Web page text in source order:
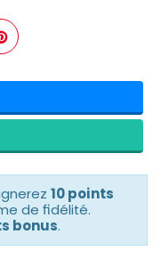
10 points
de fidélité.
bonus.